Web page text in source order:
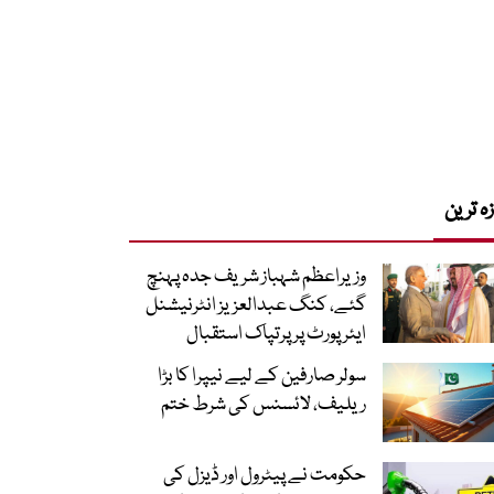
ترین
وزیراعظم شہباز شریف جدہ پہنچ
گئے، کنگ عبدالعزیز انٹرنیشنل
ایئر پورٹ پر پرتپاک استقبال
سولر صارفین کے لیے نیپرا کا بڑا
ریلیف، لائسنس کی شرط ختم
حکومت نے پیٹرول اور ڈیزل کی